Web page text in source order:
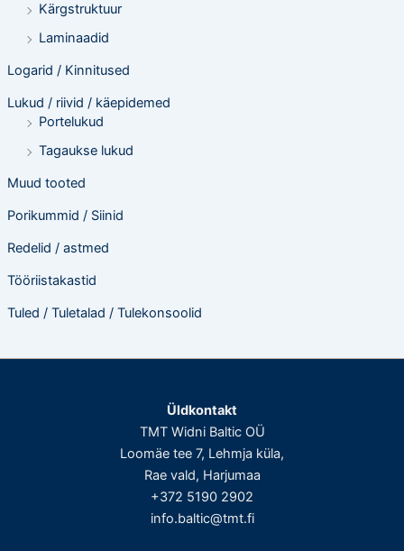
Kärgstruktuur
Laminaadid
Logarid / Kinnitused
Lukud / riivid / käepidemed
Portelukud
Tagaukse lukud
Muud tooted
Porikummid / Siinid
Redelid / astmed
Tööriistakastid
Tuled / Tuletalad / Tulekonsoolid
Üldkontakt
TMT Widni Baltic OÜ
Loomäe tee 7, Lehmja küla,
Rae vald, Harjumaa
+372 5190 2902
info.baltic@tmt.fi